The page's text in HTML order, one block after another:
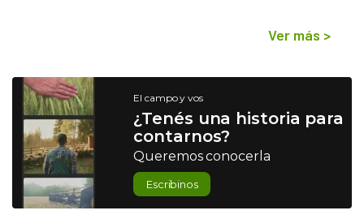
Ver más >
El campo y vos
¿Tenés una historia para
contarnos?
Queremos conocerla
Escribinos